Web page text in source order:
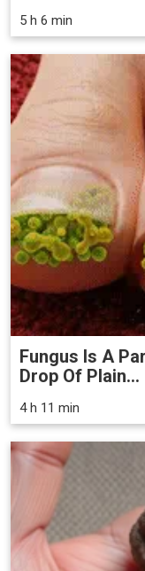
5 h 6 min
Fungus Is A
Drop Of Plain...
4 h 11 min